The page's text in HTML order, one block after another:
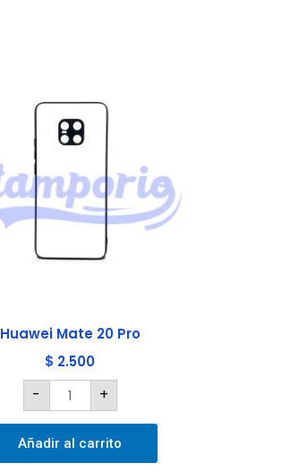
Huawei Mate 20 Pro
$ 2.500
-
20
Pro
cantidad
+
Añadir al carrito